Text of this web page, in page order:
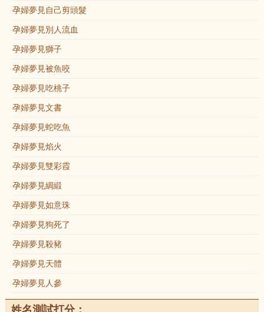
孕婦夢見自己剪頭髮
孕婦夢見別人流血
孕婦夢見獅子
孕婦夢見被魚咬
孕婦夢見吃桃子
孕婦夢見文書
孕婦夢見蛇吃魚
孕婦夢見焰火
孕婦夢見雙彩霞
孕婦夢見綢緞
孕婦夢見如意珠
孕婦夢見狗死了
孕婦夢見殺豬
孕婦夢見天體
孕婦夢見人參
姓名測試打分：